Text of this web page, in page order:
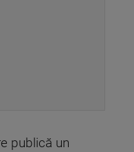
publică un